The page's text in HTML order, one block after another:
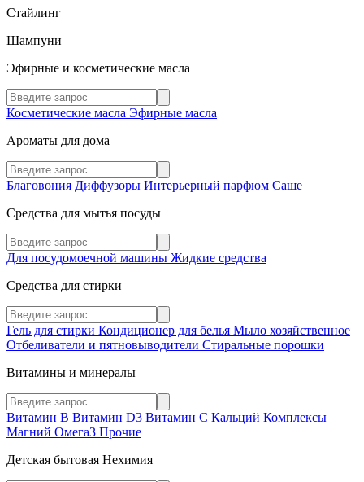
Стайлинг
Шампуни
Эфирные и косметические масла
Косметические масла Эфирные масла
Ароматы для дома
Благовония Диффузоры Интерьерный парфюм Саше
Средства для мытья посуды
Для посудомоечной машины Жидкие средства
Средства для стирки
Гель для стирки Кондиционер для белья Мыло хозяйственное
Отбеливатели и пятновыводители Стиральные порошки
Витамины и минералы
Витамин В Витамин D3 Витамин С Кальций Комплексы
Магний Омега3 Прочие
Детская бытовая Нехимия